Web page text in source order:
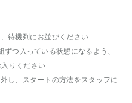
待機列にお並びください
つ入っている状態になるよう、
りください
し、スタートの方法をスタッフに